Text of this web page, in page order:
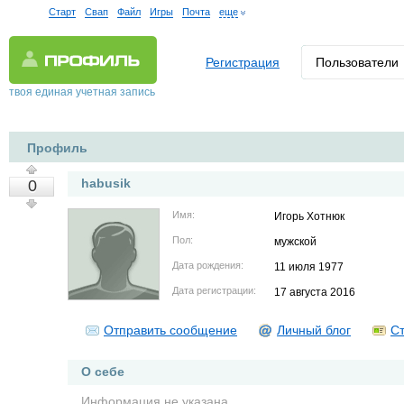
Старт Свап Файл Игры Почта еще
твоя единая учетная запись
Регистрация Пользователи
Профиль
0 habusik
Имя: Игорь Хотнюк
Пол: мужской
Дата рождения: 11 июля 1977
Дата регистрации: 17 августа 2016
Отправить сообщение Личный блог
О себе